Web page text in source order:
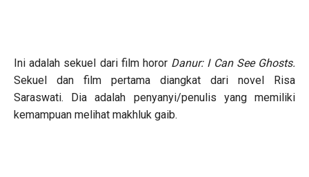
Ini adalah sekuel dari film horor Danur: I Can See Ghosts.
Sekuel dan film pertama diangkat dari novel Risa
Saraswati. Dia adalah penyanyi/penulis yang memiliki
kemampuan melihat makhluk gaib.